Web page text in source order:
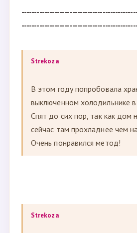
прикрыть от солнца.
выключенном холодильнике в